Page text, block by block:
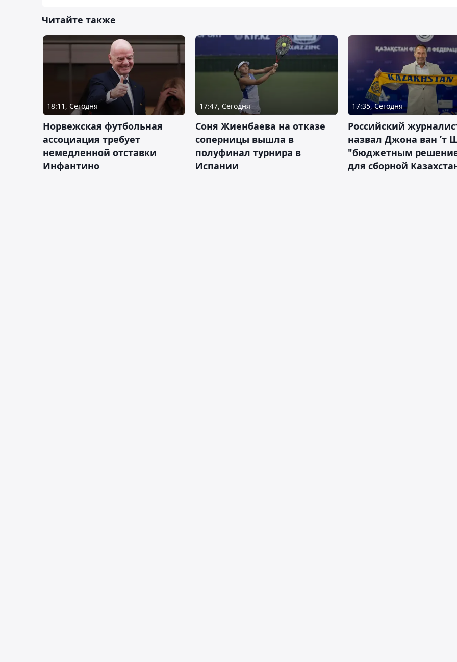
Читайте также
18:11, Сегодня
Норвежская футбольная
ассоциация требует
немедленной отставки
Инфантино
17:47, Сегодня
Соня Жиенбаева на отказе
соперницы вышла в
полуфинал турнира в
Испании
17:35, Сегодня
Российский
назвал Джона ван ’т
"бюджетным
для сборной